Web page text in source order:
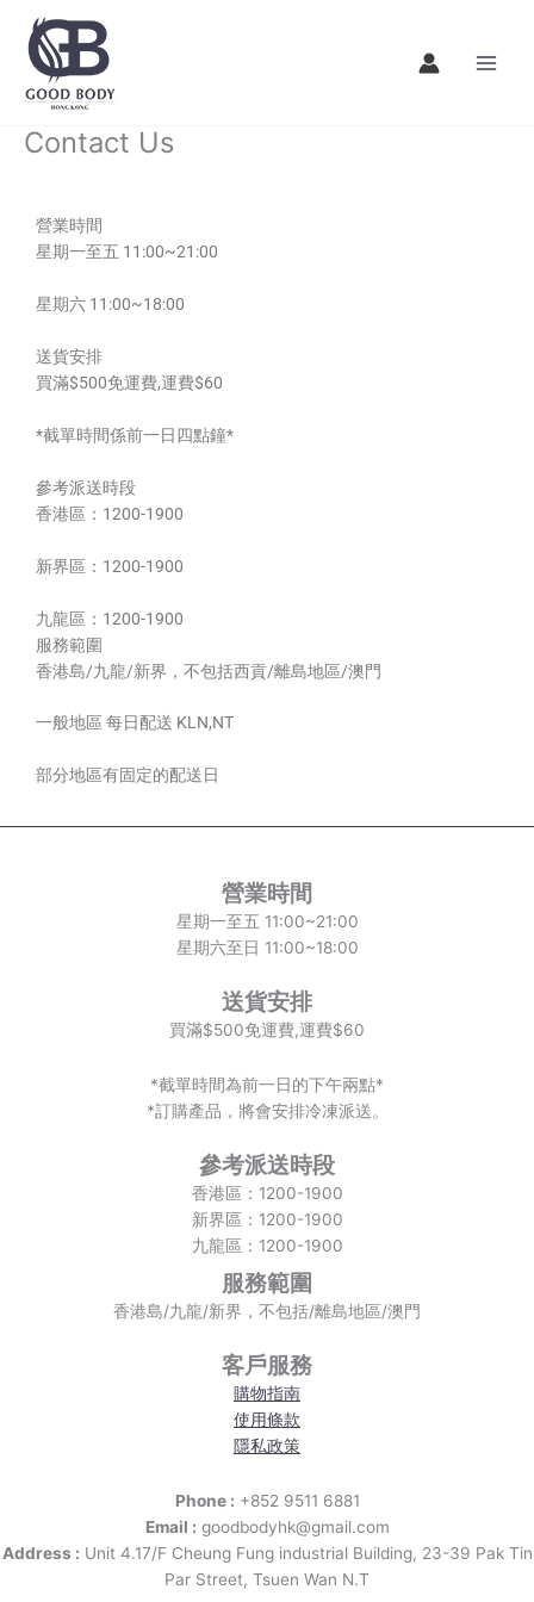
content
Contact Us
營業時間
星期一至五 11:00~21:00
星期六 11:00~18:00
送貨安排
買滿$500免運費,運費$60
*截單時間係前一日四點鐘*
參考派送時段
香港區：1200-1900
新界區：1200-1900
九龍區：1200-1900
服務範圍
香港島/九龍/新界，不包括西貢/離島地區/澳門
一般地區 每日配送 KLN,NT
部分地區有固定的配送日
營業時間
星期一至五 11:00~21:00
星期六至日 11:00~18:00
送貨安排
買滿$500免運費,運費$60
*截單時間為前一日的下午兩點*
*訂購產品，將會安排冷凍派送。
參考派送時段
香港區：1200-1900
新界區：1200-1900
九龍區：1200-1900
服務範圍
香港島/九龍/新界，不包括/離島地區/澳門
客戶服務
購物指南
使用條款
隱私政策
Phone : +852 9511 6881
Email : goodbodyhk@gmail.com
Address : Unit 4.17/F Cheung Fung industrial Building, 23-39 Pak Tin
Par Street, Tsuen Wan N.T